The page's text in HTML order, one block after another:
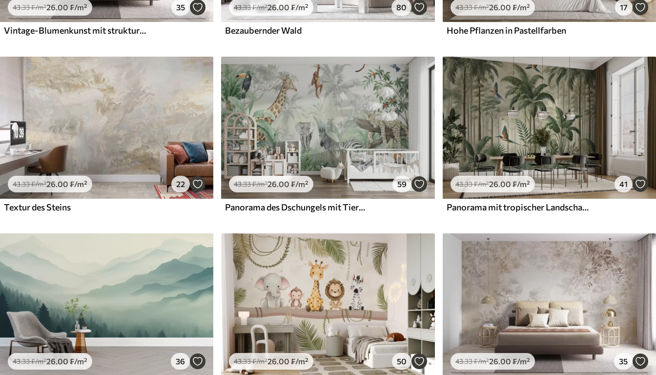
43.33₣/m²26 .00 ₣/m² 35
Vintage-Blumenkunst mit strukturierter Oberfläche, zarten Gartenblumen und Blattillustrationen im Zeichenstil, sanften Pastelltönen in Beige und Sepia
43.33₣/m²26.00 ₣/m² 80
Bezaubernder Wald
43.33₣/m²26 .00 ₣/m² 17
Hohe Pflanzen in Pastellfarben
43.33₣/m²26.00 ₣/m² 22
Textur des Steins
43.33₣/m²26.00 ₣/m² 59
Panorama des Dschungels mit Tieren
43.33₣/m²26.00 ₣/m² 41
Panorama mit tropischer Landschaft und Vögeln
43.33₣/m²26 .00 ₣/m² 36 43.33₣/m²26 .00 ₣/m² 50 43.33₣/m²26 .00 ₣/m² 35